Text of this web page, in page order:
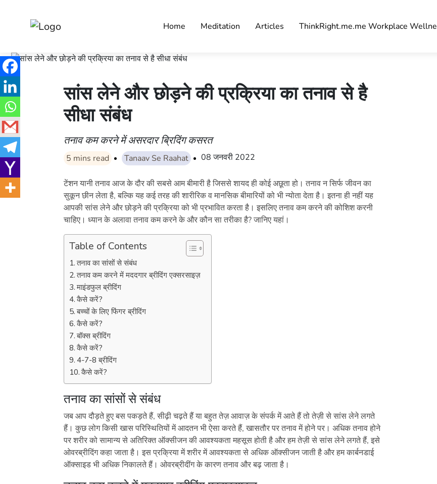
Home Meditation Articles ThinkRight.me.me Workplace
सांस लेने और छोड़ने की प्रक्रिया का तनाव से है
सीधा संबंध
तनाव कम करने में असरदार ब्रिदिंग कसरत
5 mins read Tanaav Se Raahat 08 जनवरी 2022
टेंशन यानी तनाव आज के दौर की सबसे आम बीमारी है जिससे शायद ही कोई अछूता हो। तनाव न सिर्फ जीवन का
सुकून छीन लेता है, बल्कि यह कई तरह की शारीरिक व मानसिक बीमारियों को भी न्योता देता है। इतना ही नहीं यह
आपकी सांस लेने और छोड़ने की प्रक्रिया को भी प्रभावित करता है। इसलिए तनाव कम करने की कोशिश करनी
चाहिए। ध्यान के अलावा तनाव कम करने के और कौन सा तरीका है? जानिए यहां।
Table of Contents
तनाव का सांसों से संबंध
तनाव कम करने में मददगार ब्रीदिंग एक्सरसाइज़
माइंडफुल ब्रीदिंग
कैसे करें?
बच्चों के लिए फिंगर ब्रीदिंग
कैसे करें?
बॉक्स ब्रीदिंग
कैसे करें?
4-7-8 ब्रीदिंग
कैसे करें?
तनाव का सांसों से संबंध
जब आप दौड़ते हुए बस पकड़ते हैं, सीढ़ी चढ़ते हैं या बहुत तेज़ आवाज़ के संपर्क में आते हैं तो तेज़ी से सांस लेने लगते
हैं। कुछ लोग किसी खास परिस्थितियों में आदतन भी ऐसा करते हैं, खासतौर पर तनाव में होने पर। अधिक तनाव होने
पर शरीर को सामान्य से अतिरिक्त ऑक्सीजन की आवश्यकता महसूस होती है और हम तेज़ी से सांस लेने लगते हैं, इसे
ओवरब्रीदिंग कहा जाता है। इस प्रक्रिया में शरीर में आवश्यकता से अधिक ऑक्सीजन जाती है और हम कार्बनडाई
ऑक्साइड भी अधिक निकालते हैं। ओवरब्रीदींग के कारण तनाव और बढ़ जाता है।